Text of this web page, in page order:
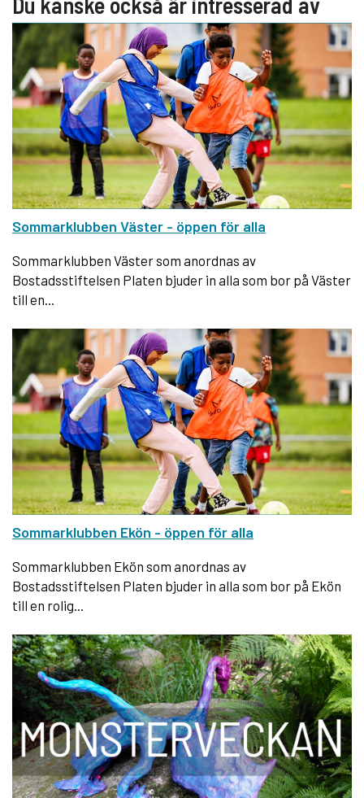
Sommarklubben Väster - öppen för alla
Sommarklubben Väster som anordnas av
Bostadsstiftelsen Platen bjuder in alla som bor på Väster
till en...
Sommarklubben Ekön - öppen för alla
Sommarklubben Ekön som anordnas av
Bostadsstiftelsen Platen bjuder in alla som bor på Ekön
till en rolig...